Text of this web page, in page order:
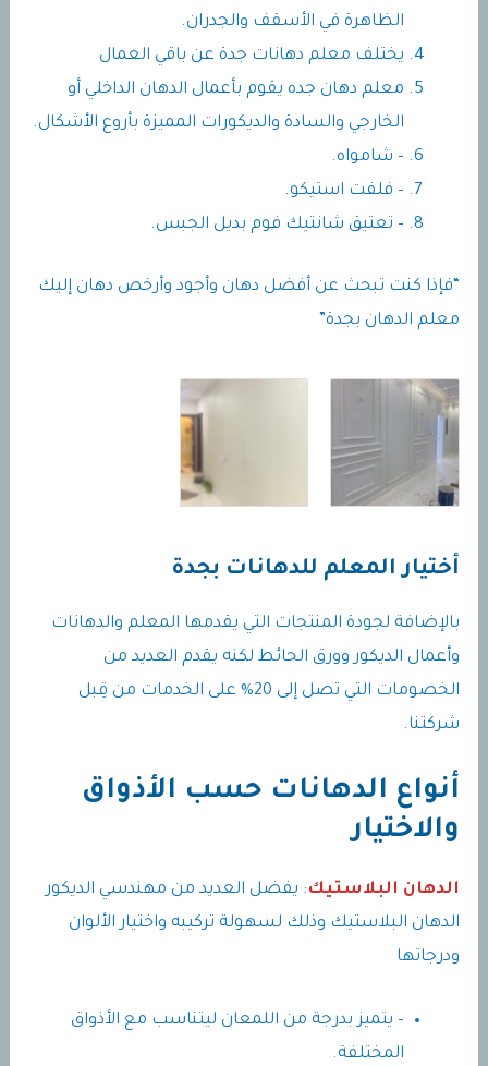
الظاهرة في الأسقف والجدران.
يختلف معلم دهانات جدة عن باقي العمال
معلم دهان جده يقوم بأعمال الدهان الداخلي أو
الخارجي والسادة والديكورات المميزة بأروع الأشكال.
– شامواه.
– فلفت استيكو.
– تعتيق شانتيك فوم بديل الجبس.
“فإذا كنت تبحث عن أفضل دهان وأجود وأرخص دهان إليك
معلم الدهان بجدة”
أختيار المعلم للدهانات بجدة
بالإضافة لجودة المنتجات التي يقدمها المعلم والدهانات
وأعمال الديكور وورق الحائط لكنه يقدم العديد من
الخصومات التي تصل إلى 20% على الخدمات من قِبل
شركتنا.
أنواع الدهانات حسب الأذواق
والاختيار
الدهان البلاستيك: يفضل العديد من مهندسي الديكور
الدهان البلاستيك وذلك لسهولة تركيبه واختيار الألوان
ودرجاتها
– يتميز بدرجة من اللمعان ليتناسب مع الأذواق
المختلفة.